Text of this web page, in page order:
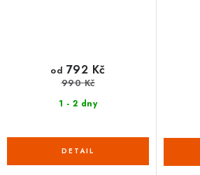
1 - 2 dny
od 792 Kč
990 Kč